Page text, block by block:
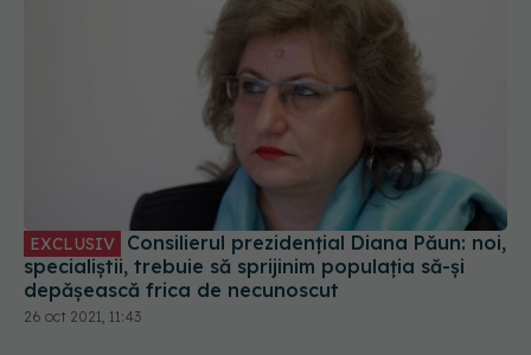
EXCLUSIV
specialiștii, trebuie să sprijinim populația să-și
depășească frica de necunoscut
26 oct 2021, 11:43